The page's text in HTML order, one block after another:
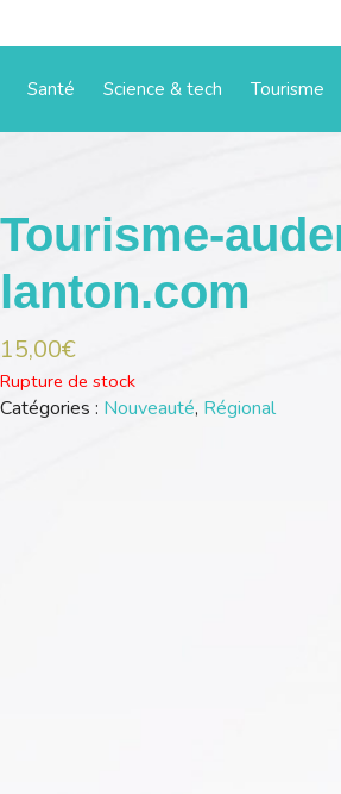
Santé Science & tech Tourisme
Tourisme-
lanton.com
15,00€
Rupture de stock
Catégories : Nouveauté, Régional